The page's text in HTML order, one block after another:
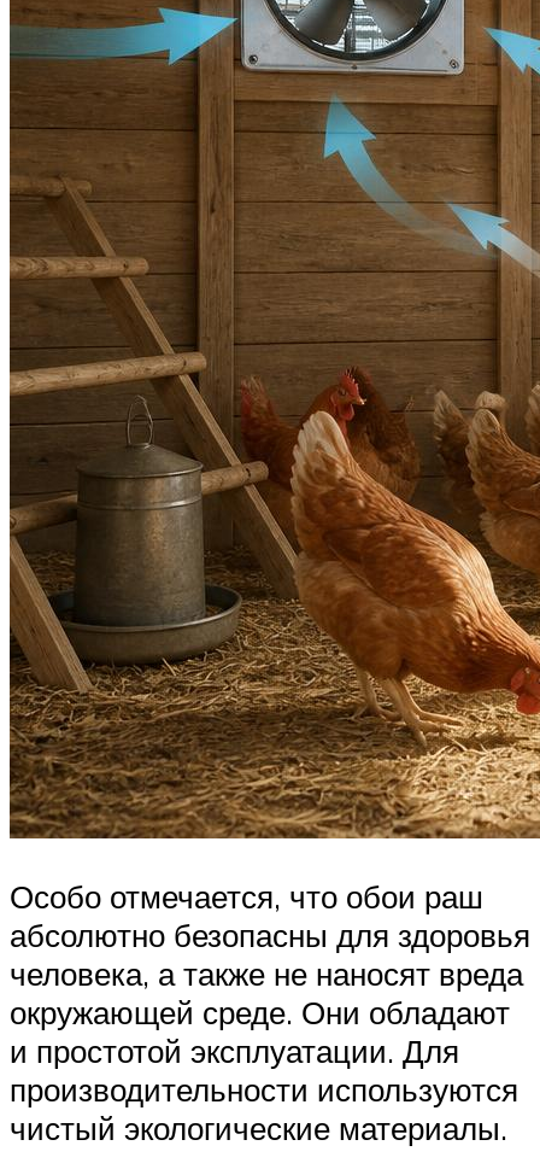
Особо отмечается, что обои раш
абсолютно безопасны для здоровья
человека, а также не наносят вреда
окружающей среде. Они обладают
и простотой эксплуатации. Для
производительности используются
чистый экологические материалы.